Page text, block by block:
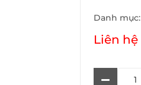
Danh mục:
Liên hệ